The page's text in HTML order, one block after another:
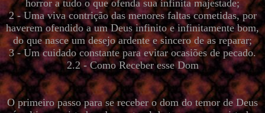
horror a tudo o que ofenda sua infinita majestade;
2 - Uma viva contrição das menores faltas cometidas, por
haverem ofendido a um Deus infinito e infinitamente bom,
do que nasce um desejo ardente e sincero de as reparar;
3 - Um cuidado constante para evitar ocasiões de pecado.
2.2 - Como Receber esse Dom
O primeiro passo para se receber o dom do temor de Deus